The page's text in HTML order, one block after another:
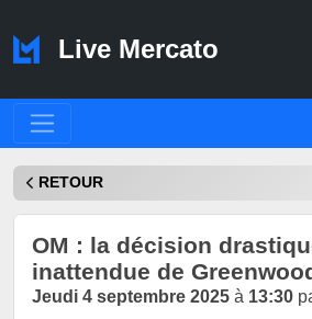
Live Mercato
RETOUR
OM : la décision
inattendue de
Jeudi 4 septembre 2025 à 13:30